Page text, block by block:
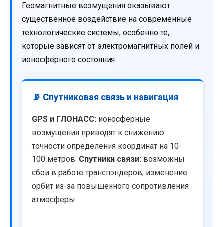
Геомагнитные возмущения оказывают
существенное воздействие на современные
технологические системы, особенно те,
которые зависят от электромагнитных полей и
ионосферного состояния.
📡 Спутниковая связь и навигация
GPS и ГЛОНАСС: ионосферные
возмущения приводят к снижению
точности определения координат на 10-
100 метров. Спутники связи: возможны
сбои в работе транспондеров, изменение
орбит из-за повышенного сопротивления
атмосферы.